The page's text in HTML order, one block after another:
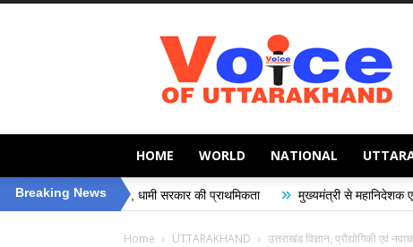
Voice
of
Uttarakhand
HOME WORLD NATIONAL
Breaking News
धामी सरकार की प्राथमिकता » मुख्यमंत्री से महानिदेशक एनसीसी ने की शिष्टाचार
Home UTTARAKHAND उत्तराखंड विज्ञान, प्रौद्योगिकी एवं